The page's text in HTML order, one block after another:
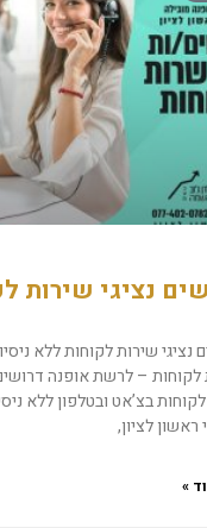
נציגי שירות
נציגי שירות לקוחות ללא
לקוחות – לרשת אופנה
בצ’אט ובטלפון ללא
ראשון לציון,
»